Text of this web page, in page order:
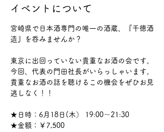
イベントについて
宮崎県で日本酒専門の唯一の酒蔵、『千徳酒
造』を呑みませんか？
東京に出回っていない貴重なお酒の会です。
今回、代表の門田社長がいらっしゃいます。
貴重なお酒の話を聴けるこの機会をぜひお見
逃しなく！！
★日時：6月18日(木） 19:00～21:30
★金額：￥7,500